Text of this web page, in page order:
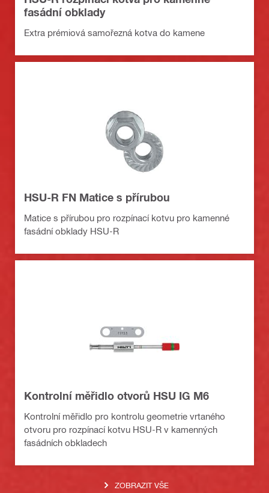
fasádní obklady
Extra prémiová samořezná kotva do kamene
HSU-R FN Matice s přírubou
Matice s přírubou pro rozpínací kotvu pro kamenné
fasádní obklady HSU-R
Kontrolní měřidlo otvorů HSU IG M6
Kontrolní měřidlo pro kontrolu geometrie vrtaného
otvoru pro rozpínací kotvu HSU-R v kamenných
fasádních obkladech
ZOBRAZIT VŠE